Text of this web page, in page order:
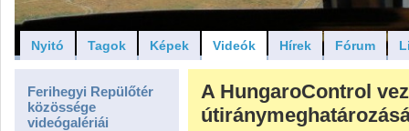
Nyitó Tagok Képek Videók Hírek Fórum
Ferihegyi Repülőtér
közössége
videógalériái
A HungaroControl